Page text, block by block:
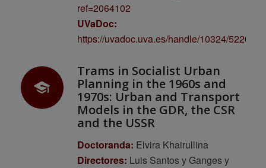
ref=2064102
UVaDoc:
https://uvadoc.uva.es/handle/10324/52201
Trams in Socialist Urban
Planning in the 1960s and
1970s: Urban and Transport
Models in the GDR, the CSR
and the USSR
Doctoranda: Elvira Khairullina
Directores: Luis Santos y Ganges y